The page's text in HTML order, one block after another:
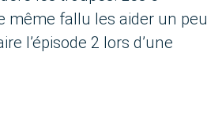
même fallu les aider un peu
l’épisode 2 lors d’une